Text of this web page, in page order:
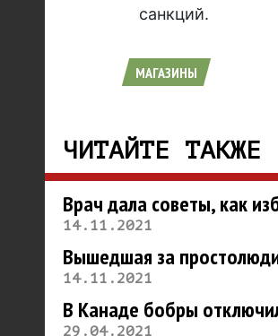
санкций.
МАГАЗИНЫ
ЧИТАЙТЕ ТАКЖЕ
Врач дала советы, как
14.11.2021
Вышедшая за
14.11.2021
В Канаде бобры
29.04.2021